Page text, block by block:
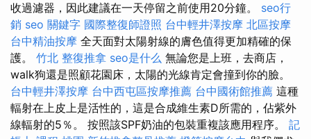
收過濾器，因此建議在一天停留之前使用20分鐘。 seo行
銷 seo 關鍵字 國際整復師證照 台中輕井澤按摩 北區按摩
台中精油按摩 全天面對太陽射線的膚色值得更加精確的保
護。 竹北 整復推拿 seo是什么 無論您是上班，去商店，
walk狗還是照顧花園床，太陽的光線肯定會撞到你的臉。
台中輕井澤按摩 台中西屯區按摩推薦 台中國術館推薦 這種
輻射在上皮上是活性的，這是合成維生素D所需的，佔紫外
線輻射的5％。 按照該SPF奶油的包裝重複該應用程序。 記